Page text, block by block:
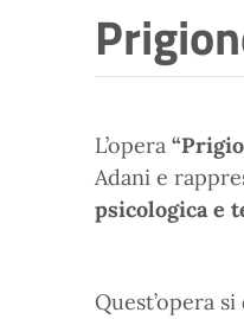
L’opera
Adani e
psicologica e
Quest’opera